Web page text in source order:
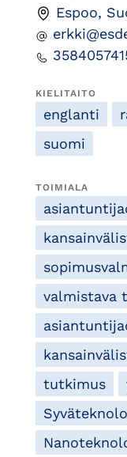
Espoo,
KIELITAITO
englanti
suomi
TOIMIALA
valmistava
tutkimus